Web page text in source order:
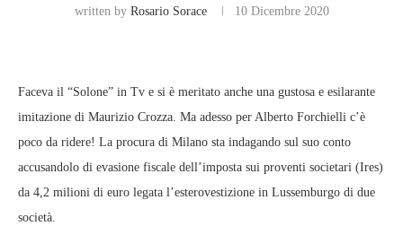
written by Rosario Sorace 10 Dicembre 2020
Faceva il “Solone” in Tv e si è meritato anche una gustosa e esilarante
imitazione di Maurizio Crozza. Ma adesso per Alberto Forchielli c’è
poco da ridere! La procura di Milano sta indagando sul suo conto
accusandolo di evasione fiscale dell’imposta sui proventi societari (Ires)
da 4,2 milioni di euro legata l’esterovestizione in Lussemburgo di due
società.